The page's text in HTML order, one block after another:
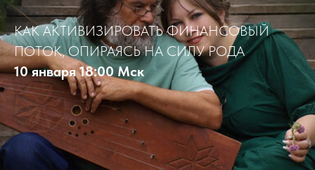
КАК АКТИВИЗИРОВАТЬ ФИНАНСОВЫЙ
ПОТОК, ОПИРАЯСЬ НА СИЛУ РОДА
10 января 18:00 Мск